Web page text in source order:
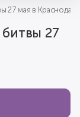
27 мая в
27